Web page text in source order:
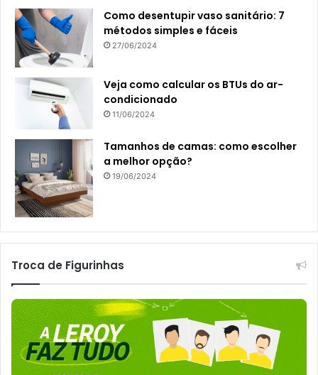
Como desentupir vaso sanitário: 7
métodos simples e fáceis
27/06/2024
Veja como calcular os BTUs do ar-
condicionado
11/06/2024
Tamanhos de camas: como escolher
a melhor opção?
19/06/2024
Troca de Figurinhas